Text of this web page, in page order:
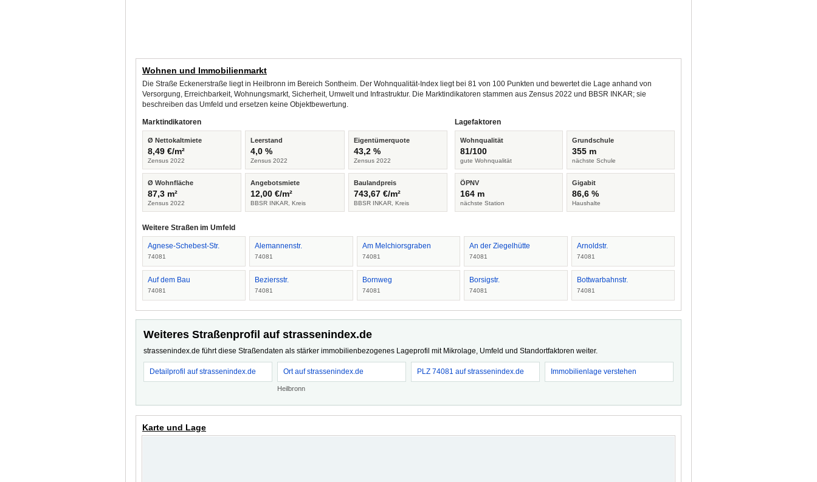
Wohnen und Immobilienmarkt
Die Straße Eckenerstraße liegt in Heilbronn im Bereich Sontheim. Der Wohnqualität-Index liegt bei 81 von 100 Punkten und bewertet die Lage anhand von
Versorgung, Erreichbarkeit, Wohnungsmarkt, Sicherheit, Umwelt und Infrastruktur. Die Marktindikatoren stammen aus Zensus 2022 und BBSR INKAR; sie
beschreiben das Umfeld und ersetzen keine Objektbewertung.
Marktindikatoren
Ø Nettokaltmiete
8,49 €/m²
Zensus 2022
Leerstand
4,0 %
Zensus 2022
Eigentümerquote
43,2 %
Zensus 2022
Ø Wohnfläche
87,3 m²
Zensus 2022
Angebotsmiete
12,00 €/m²
BBSR INKAR, Kreis
Baulandpreis
743,67 €/m²
BBSR INKAR, Kreis
Lagefaktoren
Wohnqualität
81/100
gute Wohnqualität
Grundschule
355 m
nächste Schule
ÖPNV
164 m
nächste Station
Gigabit
86,6 %
Haushalte
Weitere Straßen im Umfeld
Agnese-Schebest-Str.
74081
Alemannenstr.
74081
Am Melchiorsgraben
74081
An der Ziegelhütte
74081
Arnoldstr.
74081
Auf dem Bau
74081
Beziersstr.
74081
Bornweg
74081
Borsigstr.
74081
Bottwarbahnstr.
74081
Weiteres Straßenprofil auf strassenindex.de
strassenindex.de führt diese Straßendaten als stärker immobilienbezogenes Lageprofil mit Mikrolage, Umfeld und Standortfaktoren weiter.
Detailprofil auf strassenindex.de Ort auf strassenindex.de
Heilbronn
PLZ 74081 auf strassenindex.de Immobilienlage verstehen
Karte und Lage